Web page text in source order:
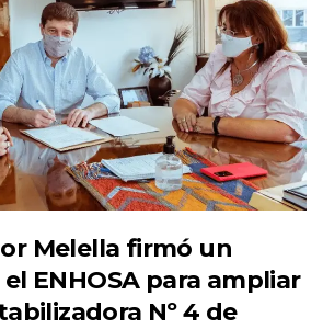
Melella firmó un
ENHOSA para ampliar
Nº 4 de